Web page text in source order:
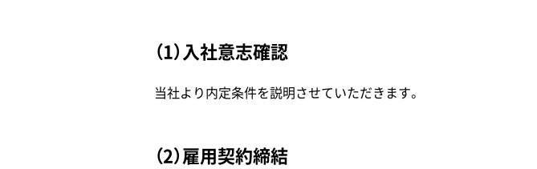
（1）入社意志確認
当社より内定条件を説明させていただきます。
（2）雇用契約締結